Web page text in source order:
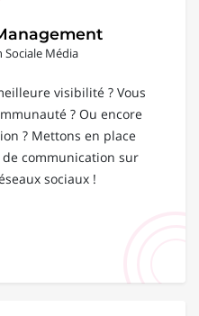
Média
visibilité ? Vous
? Ou encore
? Mettons en place
communication sur
sociaux !